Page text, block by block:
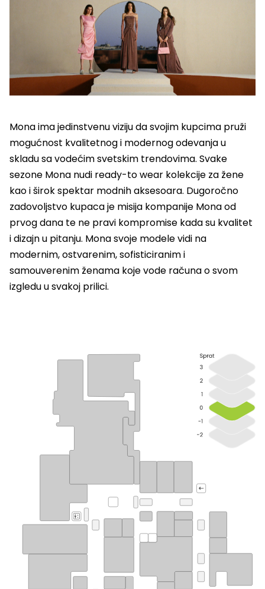
Mona ima jedinstvenu viziju da svojim kupcima pruži
mogućnost kvalitetnog i modernog odevanja u
skladu sa vodećim svetskim trendovima. Svake
sezone Mona nudi ready-to wear kolekcije za žene
kao i širok spektar modnih aksesoara. Dugoročno
zadovoljstvo kupaca je misija kompanije Mona od
prvog dana te ne pravi kompromise kada su kvalitet
i dizajn u pitanju. Mona svoje modele vidi na
modernim, ostvarenim, sofisticiranim i
samouverenim ženama koje vode računa o svom
izgledu u svakoj prilici.